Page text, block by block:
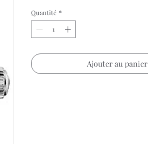
Quantité *
Ajouter au panier